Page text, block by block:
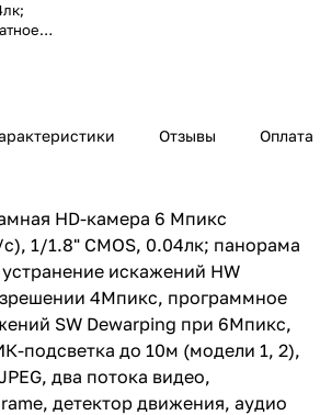
HW
SW
мех. ИК-
до 10м
SD,
-40 до
(WAGO),
Отзывы Оплата
HD-камера 6 Мпикс
1/1.8" CMOS, 0.04лк; панорама
искажений HW
4Мпикс, программное
SW Dewarping при 6Мпикс,
подсветка до 10м (модели 1, 2),
два потока видео,
детектор движения, аудио